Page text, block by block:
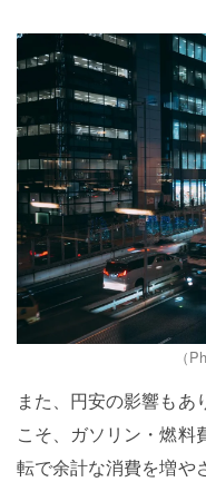
（
また、円安の影響もあ
こそ、ガソリン・燃料
転で余計な消費を増や